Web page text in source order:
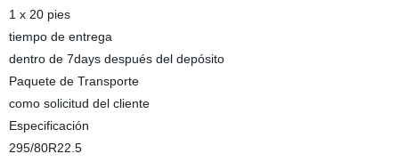
1 x 20 pies
tiempo de entrega
dentro de 7days después del depósito
Paquete de Transporte
como solicitud del cliente
Especificación
295/80R22.5